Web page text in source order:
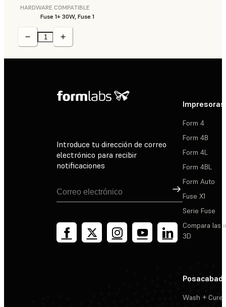
HARDWARE COMPATIBLE
Fuse 1+ 30W, Fuse 1
Introduce tu dirección de correo
electrónico para recibir
notificaciones
Suscribirse
Impresoras
Form 4
Form 4B
Form 4L
Form 4BL
Form Auto
Fuse X1
Serie Fuse
Compara las
3D
Wash + Cure